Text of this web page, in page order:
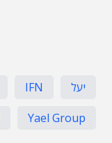
יעל IFN
Yael Group